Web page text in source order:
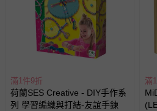
-個人衛生用品（例如尿布、
墊、寢具類等）。
-新生兒親膚衣物（嬰幼兒
褲、紗布衣等）。
-接觸性孕哺產品（奶嘴、
帶束縛衣、餐搖椅等）。
-其他原廠盒裝商品封口處已
示字句等說明貼紙、封條者
滿1件9折
荷蘭SES Creative - DIY手作系
列 學習編織與打結-友誼手鍊
滿